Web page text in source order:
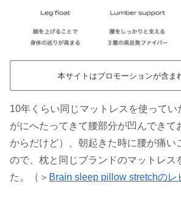
本サイトはプロモーションが含ま
10年くらい同じマットレスを使ってい
がにへたってきて腰部分が凹んできて
からだけど）、朝起きた時に腰が痛い
ので、枕と同じブランドのマットレス
た。（＞ Brain sleep pillow stretchのレ